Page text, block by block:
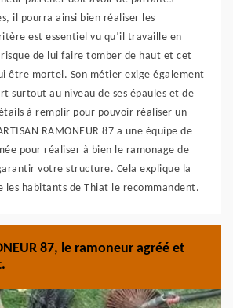
il pourra ainsi bien réaliser les
est essentiel vu qu’il travaille en
de lui faire tomber de haut et cet
être mortel. Son métier exige également
surtout au niveau de ses épaules et de
à remplir pour pouvoir réaliser un
RAMONEUR 87 a une équipe de
pour réaliser à bien le ramonage de
votre structure. Cela explique la
les habitants de Thiat le recommandent.
87, le ramoneur agréé et